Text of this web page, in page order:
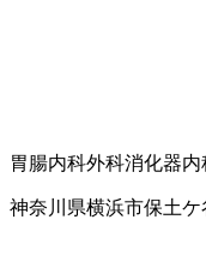
胃腸内科外科消化器内
神奈川県横浜市保土